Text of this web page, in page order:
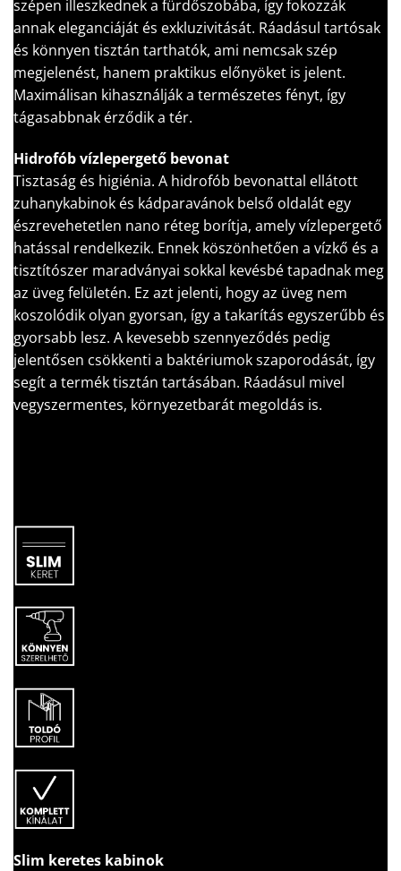
szépen illeszkednek a fürdőszobába, így fokozzák
annak eleganciáját és exkluzivitását. Ráadásul tartósak
és könnyen tisztán tarthatók, ami nemcsak szép
megjelenést, hanem praktikus előnyöket is jelent.
Maximálisan kihasználják a természetes fényt, így
tágasabbnak érződik a tér.
Hidrofób vízlepergető bevonat
Tisztaság és higiénia. A hidrofób bevonattal ellátott
zuhanykabinok és kádparavánok belső oldalát egy
észrevehetetlen nano réteg borítja, amely vízlepergető
hatással rendelkezik. Ennek köszönhetően a vízkő és a
tisztítószer maradványai sokkal kevésbé tapadnak meg
az üveg felületén. Ez azt jelenti, hogy az üveg nem
koszolódik olyan gyorsan, így a takarítás egyszerűbb és
gyorsabb lesz. A kevesebb szennyeződés pedig
jelentősen csökkenti a baktériumok szaporodását, így
segít a termék tisztán tartásában. Ráadásul mivel
vegyszermentes, környezetbarát megoldás is.
Slim keretes kabinok